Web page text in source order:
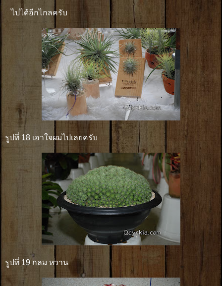
ไปได้อีกไกลครับ
รูปที่ 18 เอาใจผมไปเลยครับ
รูปที่ 19 กลม หวาน